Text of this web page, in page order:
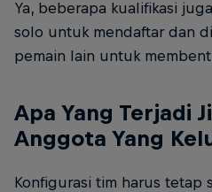
Ya, beberapa kualifikasi
solo untuk mendaftar dan
pemain lain untuk
Apa Yang Terjadi
Anggota Yang
Konfigurasi tim harus tetap